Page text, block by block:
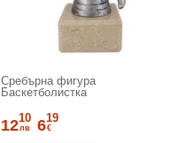
Сребърна фигура
Баскетболистка
1210
лв 619
€